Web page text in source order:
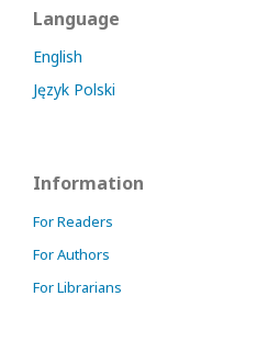
Language
English
Język Polski
Information
For Readers
For Authors
For Librarians